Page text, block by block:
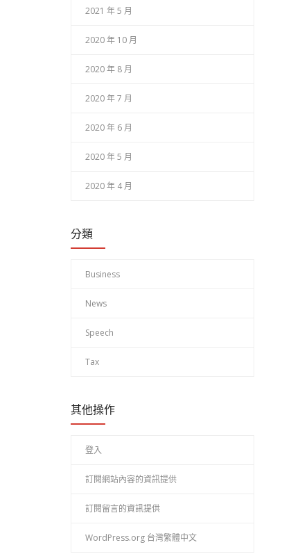
2021 年 5 月
2020 年 10 月
2020 年 8 月
2020 年 7 月
2020 年 6 月
2020 年 5 月
2020 年 4 月
分類
Business
News
Speech
Tax
其他操作
登入
訂閱網站內容的資訊提供
訂閱留言的資訊提供
WordPress.org 台灣繁體中文